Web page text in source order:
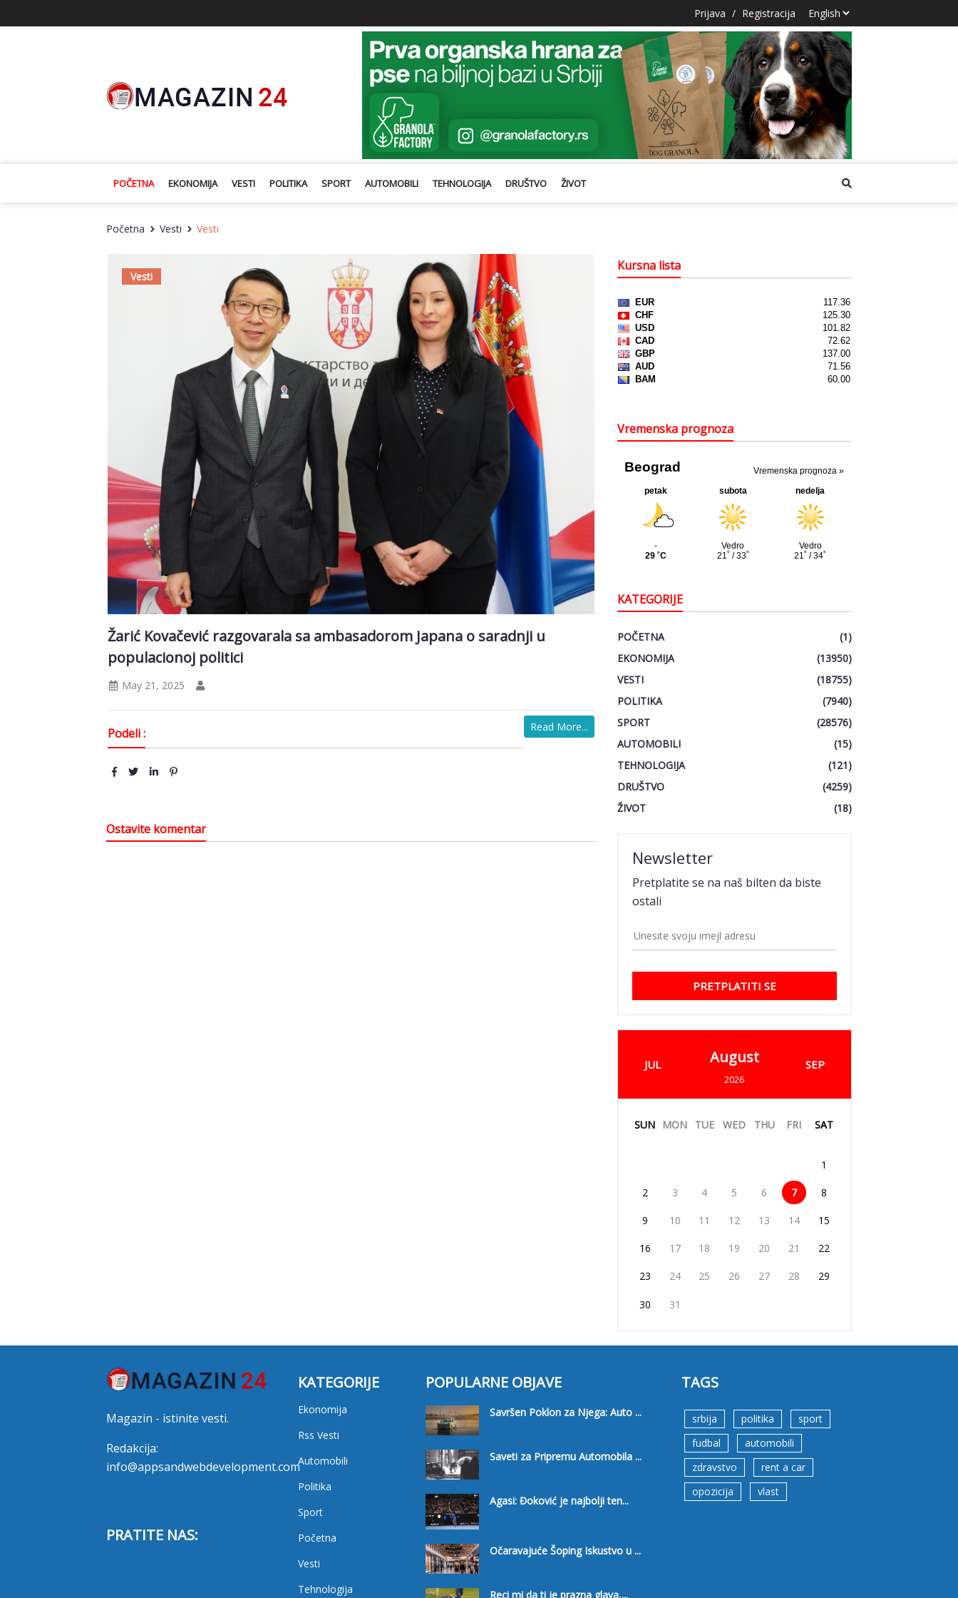
Prijava / Registracija
POČETNA EKONOMIJA VESTI POLITIKA SPORT AUTOMOBILI TEHNOLOGIJA DRUŠTVO ŽIVOT
Početna Vesti Vesti
Vesti
Žarić Kovačević razgovarala sa ambasadorom Japana o saradnji u
populacionoj politici
May 21, 2025
Read More...
Podeli :
Ostavite komentar
Kursna lista
Vremenska prognoza
KATEGORIJE
POČETNA
(1)
EKONOMIJA
(13950)
VESTI
(18755)
POLITIKA
(7940)
SPORT
(28576)
AUTOMOBILI
(15)
TEHNOLOGIJA
(121)
DRUŠTVO
(4259)
ŽIVOT
(18)
Newsletter
Pretplatite se na naš bilten da biste
ostali
PRETPLATITI SE
JUL August
2026
SEP
SUN MON TUE WED THU FRI SAT
1
2 3 4 5 6 7 8
9 10 11 12 13 14 15
16 17 18 19 20 21 22
23 24 25 26 27 28 29
30 31
Magazin - istinite vesti.
Redakcija:
info@appsandwebdevelopment.com
PRATITE NAS:
KATEGORIJE
Ekonomija
Rss Vesti
Automobili
Politika
Sport
Početna
Vesti
Tehnologija
POPULARNE OBJAVE
Savršen Poklon za Njega: Auto ...
Saveti za Pripremu Automobila ...
Agasi: Đoković je najbolji ten...
Očaravajuće Šoping Iskustvo u ...
Reci mi da ti je prazna glava,...
TAGS
srbija politika
sport
fudbal
automobili
zdravstvo
rent a car
opozicija
vlast